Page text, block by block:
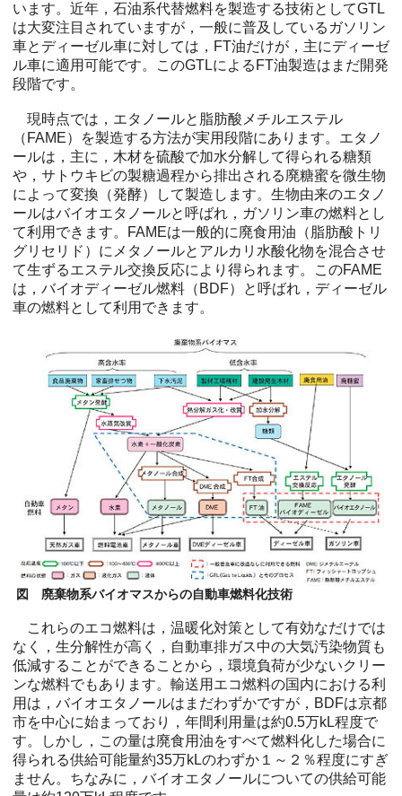
います。近年，石油系代替燃料を製造する技術としてGTL
は大変注目されていますが，一般に普及しているガソリン
車とディーゼル車に対しては，FT油だけが，主にディーゼ
ル車に適用可能です。このGTLによるFT油製造はまだ開発
段階です。
現時点では，エタノールと脂肪酸メチルエステル
（FAME）を製造する方法が実用段階にあります。エタノ
ールは，主に，木材を硫酸で加水分解して得られる糖類
や，サトウキビの製糖過程から排出される廃糖蜜を微生物
によって変換（発酵）して製造します。生物由来のエタノ
ールはバイオエタノールと呼ばれ，ガソリン車の燃料とし
て利用できます。FAMEは一般的に廃食用油（脂肪酸トリ
グリセリド）にメタノールとアルカリ水酸化物を混合させ
て生ずるエステル交換反応により得られます。このFAME
は，バイオディーゼル燃料（BDF）と呼ばれ，ディーゼル
車の燃料として利用できます。
図 廃棄物系バイオマスからの自動車燃料化技術
これらのエコ燃料は，温暖化対策として有効なだけでは
なく，生分解性が高く，自動車排ガス中の大気汚染物質も
低減することができることから，環境負荷が少ないクリー
ンな燃料でもあります。輸送用エコ燃料の国内における利
用は，バイオエタノールはまだわずかですが，BDFは京都
市を中心に始まっており，年間利用量は約0.5万kL程度で
す。しかし，この量は廃食用油をすべて燃料化した場合に
得られる供給可能量約35万kLのわずか１～２％程度にすぎ
ません。ちなみに，バイオエタノールについての供給可能